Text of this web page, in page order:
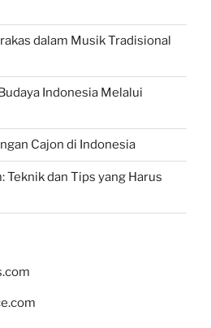
dalam Musik Tradisional
Indonesia Melalui
Cajon di Indonesia
Teknik dan Tips yang Harus